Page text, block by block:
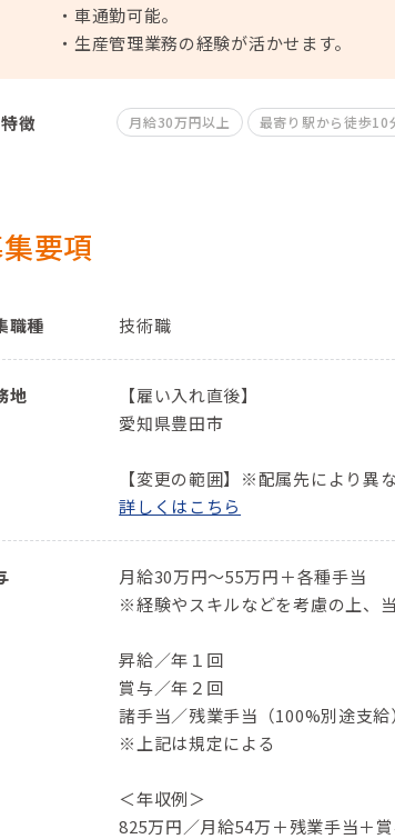
・車通勤可能。
・生産管理業務の経験が活かせます。
特徴 月給30万円以上 最寄り駅から徒歩10
要項
職種 技術職
地
【雇い入れ直後】
愛知県豊田市
【変更の範囲】※配属先により異
詳しくはこちら
月給30万円～55万円＋各種手当
※経験やスキルなどを考慮の上、
昇給／年１回
賞与／年２回
諸手当／残業手当（100%別途支
※上記は規定による
＜年収例＞
825万円／⽉給54万＋残業⼿当＋